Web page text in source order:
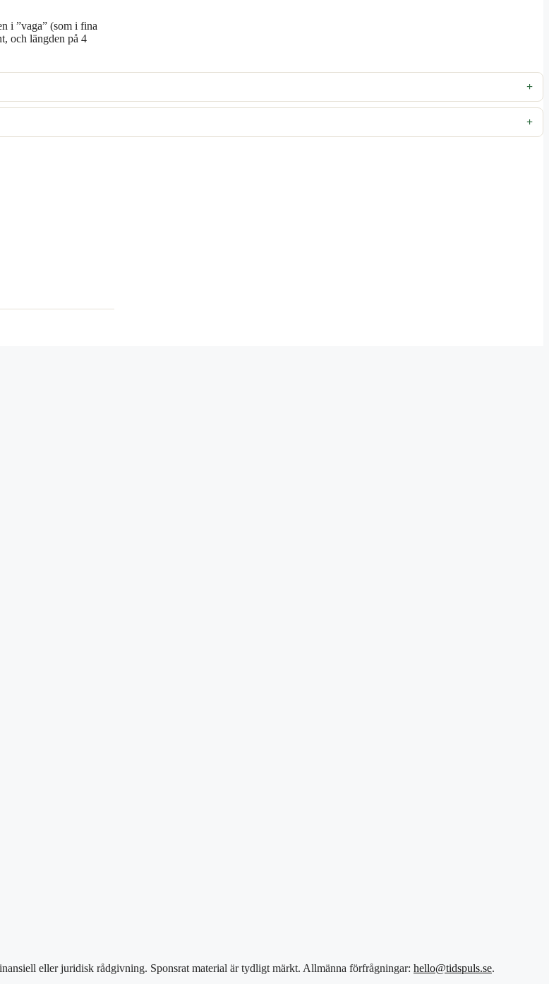
i ”vaga” (som i fina
och längden på 4
eller juridisk rådgivning. Sponsrat material är tydligt märkt. Allmänna förfrågningar: hello@tidspuls.se.